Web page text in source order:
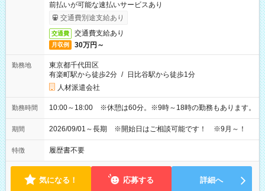
前払いが可能な速払いサービスあり
交通費別途支給あり
交通費 交通費支給あり
月収例 30万円～
勤務地
東京都千代田区
有楽町駅から徒歩2分 / 日比谷駅から徒歩1分
人材派遣会社
勤務時間 10:00～18:00 ※休憩は60分。※9時～18時の勤務もあります。
期間 2026/09/01～長期 ※開始日はご相談可能です！ ※9月～！
特徴 履歴書不要
気になる！ 応募する 詳細へ